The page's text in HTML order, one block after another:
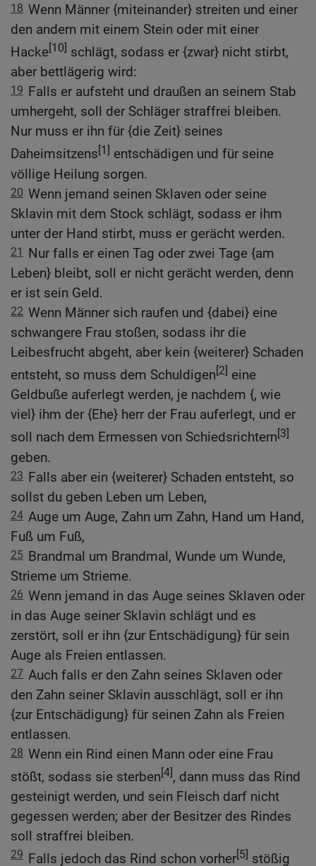
18 Wenn Männer {miteinander} streiten und einer
den andern mit einem Stein oder mit einer
Hacke[10] schlägt, sodass er {zwar} nicht stirbt,
aber bettlägerig wird:
19 Falls er aufsteht und draußen an seinem Stab
umhergeht, soll der Schläger straffrei bleiben.
Nur muss er ihn für {die Zeit} seines
Daheimsitzens[1] entschädigen und für seine
völlige Heilung sorgen.
20 Wenn jemand seinen Sklaven oder seine
Sklavin mit dem Stock schlägt, sodass er ihm
unter der Hand stirbt, muss er gerächt werden.
21 Nur falls er einen Tag oder zwei Tage {am
Leben} bleibt, soll er nicht gerächt werden, denn
er ist sein Geld.
22 Wenn Männer sich raufen und {dabei} eine
schwangere Frau stoßen, sodass ihr die
Leibesfrucht abgeht, aber kein {weiterer} Schaden
entsteht, so muss dem Schuldigen[2] eine
Geldbuße auferlegt werden, je nachdem {, wie
viel} ihm der {Ehe} herr der Frau auferlegt, und er
soll nach dem Ermessen von Schiedsrichtern[3]
geben.
23 Falls aber ein {weiterer} Schaden entsteht, so
sollst du geben Leben um Leben,
24 Auge um Auge, Zahn um Zahn, Hand um Hand,
Fuß um Fuß,
25 Brandmal um Brandmal, Wunde um Wunde,
Strieme um Strieme.
26 Wenn jemand in das Auge seines Sklaven oder
in das Auge seiner Sklavin schlägt und es
zerstört, soll er ihn {zur Entschädigung} für sein
Auge als Freien entlassen.
27 Auch falls er den Zahn seines Sklaven oder
den Zahn seiner Sklavin ausschlägt, soll er ihn
{zur Entschädigung} für seinen Zahn als Freien
entlassen.
28 Wenn ein Rind einen Mann oder eine Frau
stößt, sodass sie sterben[4], dann muss das Rind
gesteinigt werden, und sein Fleisch darf nicht
gegessen werden; aber der Besitzer des Rindes
soll straffrei bleiben.
29 Falls jedoch das Rind schon vorher[5] stößig